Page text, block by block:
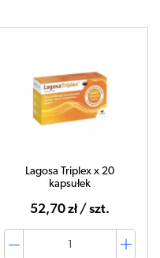
Lagosa Triplex x 20
kapsułek
52,70 zł / szt.